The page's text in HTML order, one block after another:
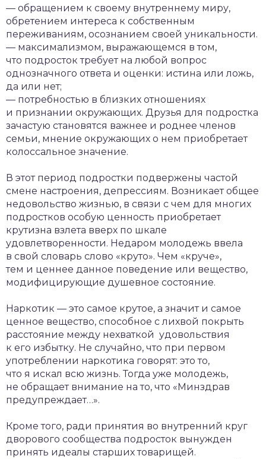
— обращением к своему внутреннему миру,
обретением интереса к собственным
переживаниям, осознанием своей уникальности.
— максимализмом, выражающемся в том,
что подросток требует на любой вопрос
однозначного ответа и оценки: истина или ложь,
да или нет;
— потребностью в близких отношениях
и признании окружающих. Друзья для подростка
зачастую становятся важнее и роднее членов
семьи, мнение окружающих о нем приобретает
колоссальное значение.
В этот период подростки подвержены частой
смене настроения, депрессиям. Возникает общее
недовольство жизнью, в связи с чем для многих
подростков особую ценность приобретает
крутизна взлета вверх по шкале
удовлетворенности. Недаром молодежь ввела
в свой словарь слово «круто». Чем «круче»,
тем и ценнее данное поведение или вещество,
модифицирующие душевное состояние.
Наркотик — это самое крутое, а значит и самое
ценное вещество, способное с лихвой покрыть
расстояние между нехваткой удовольствия
к его избытку. Не случайно, что при первом
употреблении наркотика говорят: это то,
что я искал всю жизнь. Тогда уже молодежь,
не обращает внимание на то, что «Минздрав
предупреждает…».
Кроме того, ради принятия во внутренний круг
дворового сообщества подросток вынужден
принять идеалы старших товарищей.